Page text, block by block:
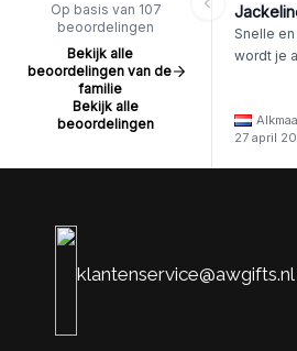
Op basis van 107
beoordelingen
Bekijk alle
beoordelingen van de
familie
Bekijk alle
beoordelingen
Snelle
wordt je
27 april
klantenservice@awgifts.nl